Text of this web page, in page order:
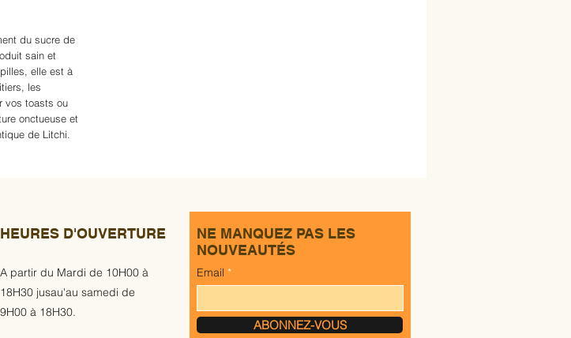
du sucre de
sain et
elle est à
les
vos toasts ou
onctueuse et
de Litchi.
HEURES D'OUVERTURE
A partir du Mardi de 10H00 à
18H30 jusau'au samedi de
9H00 à 18H30.
NE MANQUEZ PAS LES
NOUVEAUTÉS
Email
ABONNEZ-VOUS